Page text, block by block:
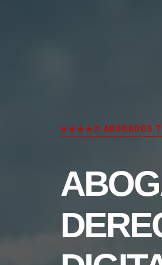
★★★★✩ ABOGADOS